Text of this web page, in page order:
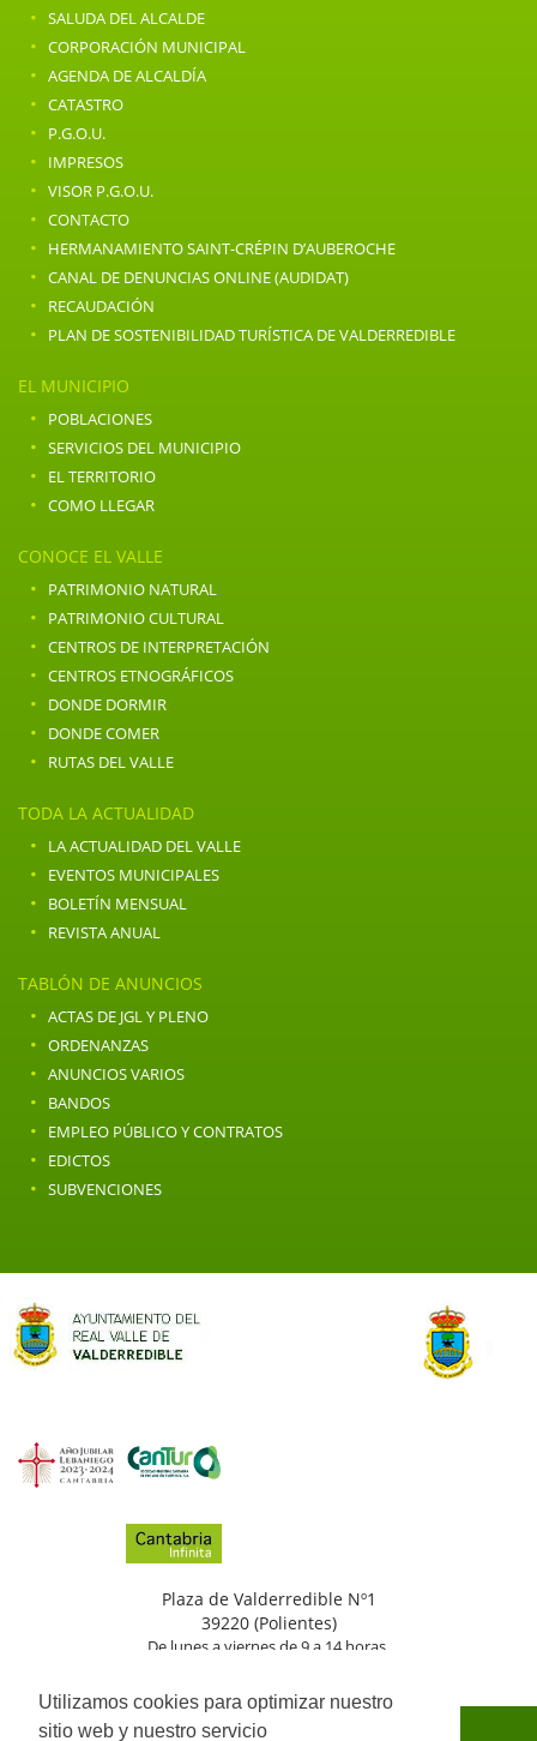
Utilizamos cookies para optimizar nuestro
sitio web y nuestro servicio
· SALUDA DEL ALCALDE
· CORPORACIÓN MUNICIPAL
· AGENDA DE ALCALDÍA
· CATASTRO
· P.G.O.U.
· IMPRESOS
· VISOR P.G.O.U.
· CONTACTO
· HERMANAMIENTO SAINT-CRÉPIN D’AUBEROCHE
· CANAL DE DENUNCIAS ONLINE (AUDIDAT)
· RECAUDACIÓN
· PLAN DE SOSTENIBILIDAD TURÍSTICA DE VALDERREDIBLE
EL MUNICIPIO
· POBLACIONES
· SERVICIOS DEL MUNICIPIO
· EL TERRITORIO
· COMO LLEGAR
CONOCE EL VALLE
· PATRIMONIO NATURAL
· PATRIMONIO CULTURAL
· CENTROS DE INTERPRETACIÓN
· CENTROS ETNOGRÁFICOS
· DONDE DORMIR
· DONDE COMER
· RUTAS DEL VALLE
TODA LA ACTUALIDAD
· LA ACTUALIDAD DEL VALLE
· EVENTOS MUNICIPALES
· BOLETÍN MENSUAL
· REVISTA ANUAL
TABLÓN DE ANUNCIOS
· ACTAS DE JGL Y PLENO
· ORDENANZAS
· ANUNCIOS VARIOS
· BANDOS
· EMPLEO PÚBLICO Y CONTRATOS
· EDICTOS
· SUBVENCIONES
Plaza de Valderredible Nº1
39220 (Polientes)
De lunes a viernes de 9 a 14 horas.